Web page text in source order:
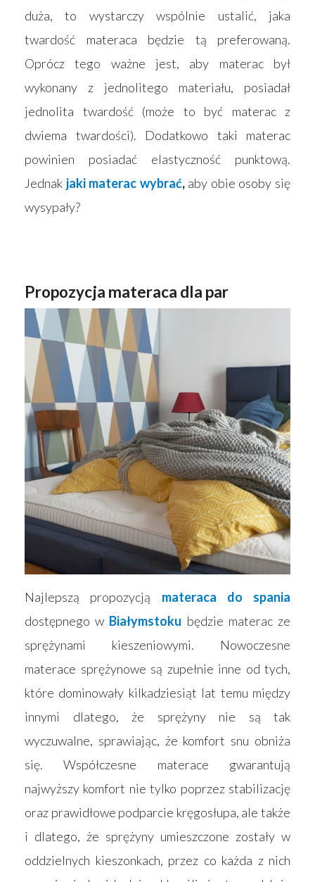
duża, to wystarczy wspólnie ustalić, jaka
twardość materaca będzie tą preferowaną.
Oprócz tego ważne jest, aby materac był
wykonany z jednolitego materiału, posiadał
jednolita twardość (może to być materac z
dwiema twardości). Dodatkowo taki materac
powinien posiadać elastyczność punktową.
Jednak jaki materac wybrać,aby obie osoby się
wysypały?
Propozycja materaca dla par
Najlepszą propozycją
materaca do spania
dostępnego w Białymstoku będzie materac ze
sprężynami kieszeniowymi. Nowoczesne
materace sprężynowe są zupełnie inne od tych,
które dominowały kilkadziesiąt lat temu między
innymi dlatego, że sprężyny nie są tak
wyczuwalne, sprawiając, że komfort snu obniża
się. Współczesne materace gwarantują
najwyższy komfort nie tylko poprzez stabilizację
oraz prawidłowe podparcie kręgosłupa, ale także
i dlatego, że sprężyny umieszczone zostały w
oddzielnych kieszonkach, przez co każda z nich